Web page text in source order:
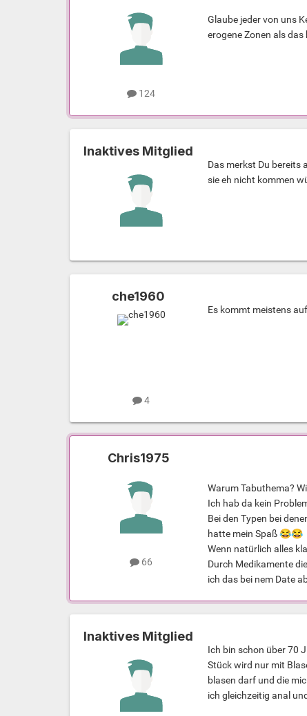
124
Glaube jeder von uns
erogene Zonen als das
Inaktives Mitglied
Das merkst Du bereits
sie eh nicht kommen
che1960
4
Es kommt meistens
Chris1975
66
Warum Tabuthema?
Ich hab da kein
Bei den Typen bei
hatte mein Spaß😂😂
Wenn natürlich alles
Durch Medikamente
ich das bei nem Date
Inaktives Mitglied
Ich bin schon über 70
Stück wird nur mit
blasen darf und die
ich gleichzeitig anal